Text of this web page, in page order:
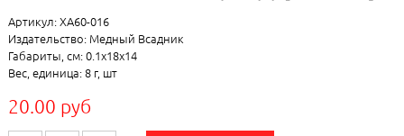
Артикул: ХА60-016
Издательство: Медный Всадник
Габариты, см: 0.1x18x14
Вес, единица: 8 г, шт
20.00 руб